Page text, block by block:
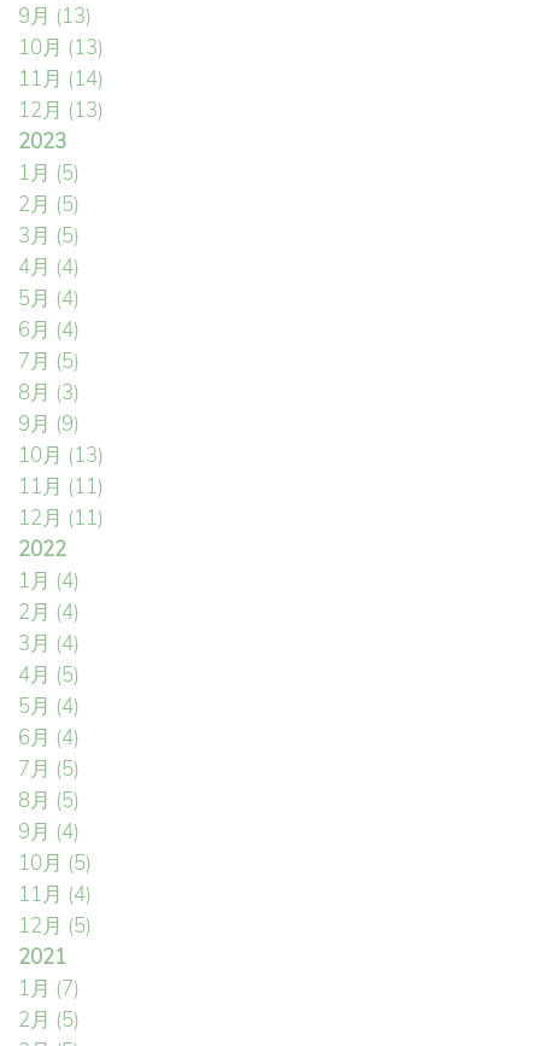
9月 (13)
10月 (13)
11月 (14)
12月 (13)
2023
1月 (5)
2月 (5)
3月 (5)
4月 (4)
5月 (4)
6月 (4)
7月 (5)
8月 (3)
9月 (9)
10月 (13)
11月 (11)
12月 (11)
2022
1月 (4)
2月 (4)
3月 (4)
4月 (5)
5月 (4)
6月 (4)
7月 (5)
8月 (5)
9月 (4)
10月 (5)
11月 (4)
12月 (5)
2021
1月 (7)
2月 (5)